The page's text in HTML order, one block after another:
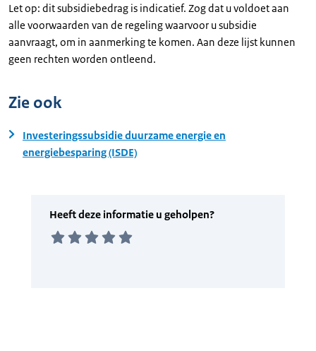
Let op: dit subsidiebedrag is indicatief. Zog dat u voldoet aan
alle voorwaarden van de regeling waarvoor u subsidie
aanvraagt, om in aanmerking te komen. Aan deze lijst kunnen
geen rechten worden ontleend.
Zie ook
Investeringssubsidie duurzame energie en
energiebesparing (ISDE)